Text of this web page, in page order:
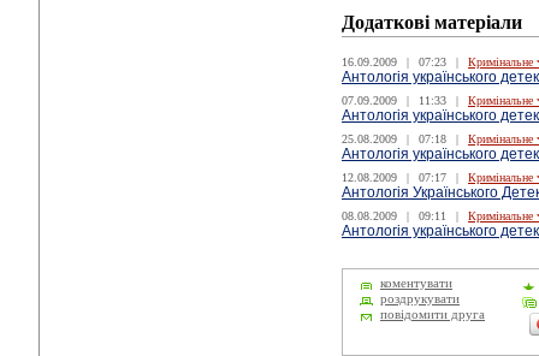
Додаткові матеріали
16.09.2009 | 07:23 | Кримінальне
Антологія українського
07.09.2009 | 11:33 | Кримінальне
Антологія українського
25.08.2009 | 07:18 | Кримінальне
Антологія українського
12.08.2009 | 07:17 | Кримінальне
Антологія Українського
08.08.2009 | 09:11 | Кримінальне
Антологія українського
коментувати
роздрукувати
повідомити друга